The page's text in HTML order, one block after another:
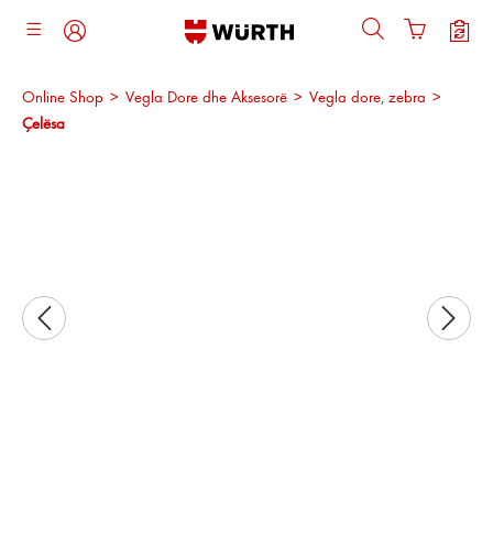
kryesore
Online Shop > Vegla Dore dhe Aksesorë > Vegla dore, zebra >
Çelësa